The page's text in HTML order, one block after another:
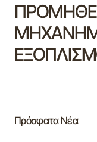
Πρόσφατα Νέα